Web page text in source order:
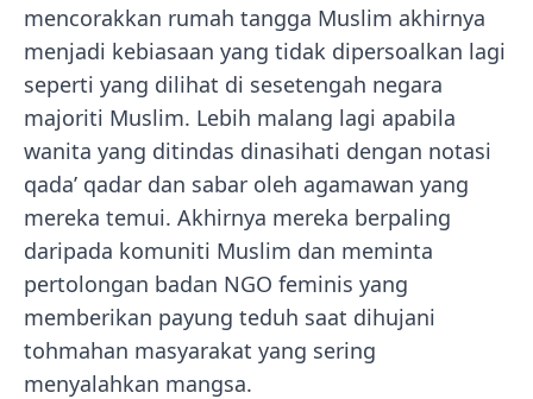
mencorakkan rumah tangga Muslim akhirnya
menjadi kebiasaan yang tidak dipersoalkan lagi
seperti yang dilihat di sesetengah negara
majoriti Muslim. Lebih malang lagi apabila
wanita yang ditindas dinasihati dengan notasi
qada’ qadar dan sabar oleh agamawan yang
mereka temui. Akhirnya mereka berpaling
daripada komuniti Muslim dan meminta
pertolongan badan NGO feminis yang
memberikan payung teduh saat dihujani
tohmahan masyarakat yang sering
menyalahkan mangsa.